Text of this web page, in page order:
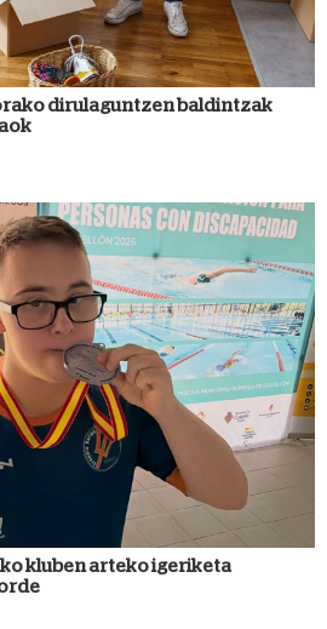
dirulaguntzen baldintzak
kluben arteko igeriketa